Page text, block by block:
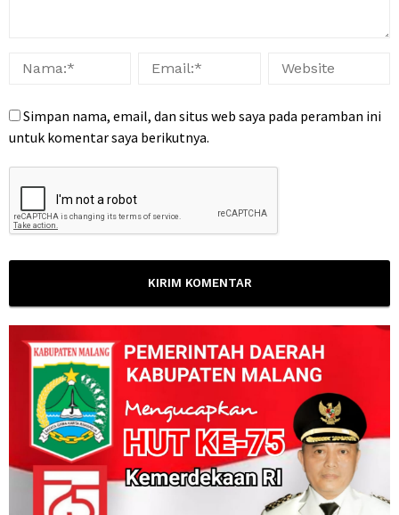
Simpan nama, email, dan situs web saya pada peramban ini
untuk komentar saya berikutnya.